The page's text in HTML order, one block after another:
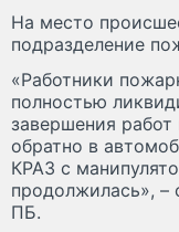
На место
подразделение
«Работники
полностью
завершения
обратно в
КРАЗ с
продолжилась»,
ПБ.